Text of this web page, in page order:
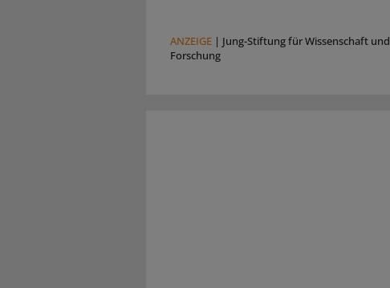
ANZEIGE | Jung-Stiftung für Wissenschaft und
Forschung